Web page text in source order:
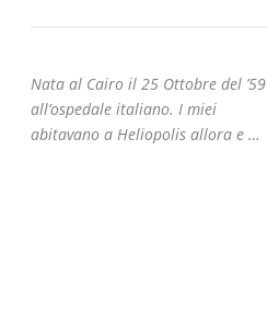
Nata al Cairo il 25 Ottobre del ’59
all’ospedale italiano. I miei
abitavano a Heliopolis allora e …